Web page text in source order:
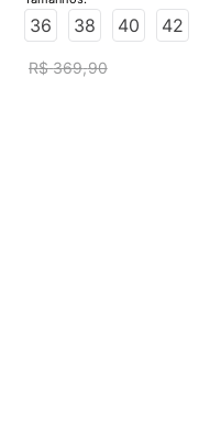
36 38 40 42
R$ 369,90